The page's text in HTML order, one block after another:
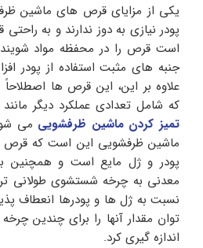
یکی از مزایای قرص های ماشین
پودر نیازی به دوز ندارند و به
است قرص را در محفظه مواد
جنبه های مثبت استفاده از پودر
که شامل تعدادی عملکرد دیگر
تمیز کردن ماشین ظرفشویی می
ماشین ظرفشویی این است که قرص
پودر و ژل مایع است و همچنین
معدنی به چرخه شستشوی طولانی
نسبت به ژل ها و پودرها انعطاف
توان مقدار آنها را برای چندین
اندازه گیری کرد.